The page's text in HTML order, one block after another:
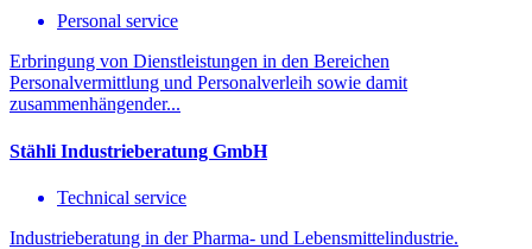
Personal service
Erbringung von Dienstleistungen in den Bereichen
Personalvermittlung und Personalverleih sowie damit
zusammenhängender...
Stähli Industrieberatung GmbH
Technical service
Industrieberatung in der Pharma- und Lebensmittelindustrie.